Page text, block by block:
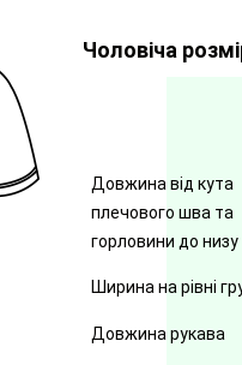
Чоловіча
Довжина від кута
плечового шва та
горловини до низу
Ширина на рівні
Довжина рукава